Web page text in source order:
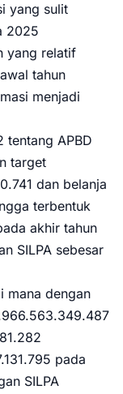
yang sulit
2025
yang relatif
tahun
menjadi
tentang APBD
target
dan belanja
terbentuk
akhir tahun
SILPA sebesar
mana dengan
pada
SILPA